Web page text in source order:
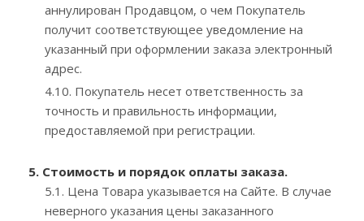
аннулирован Продавцом, о чем Покупатель
получит соответствующее уведомление на
указанный при оформлении заказа электронный
адрес.
4.10. Покупатель несет ответственность за
точность и правильность информации,
предоставляемой при регистрации.
5. Стоимость и порядок оплаты заказа.
5.1. Цена Товара указывается на Сайте. В случае
неверного указания цены заказанного